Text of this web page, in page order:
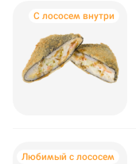
С лососем внутри
Любимый с лососем